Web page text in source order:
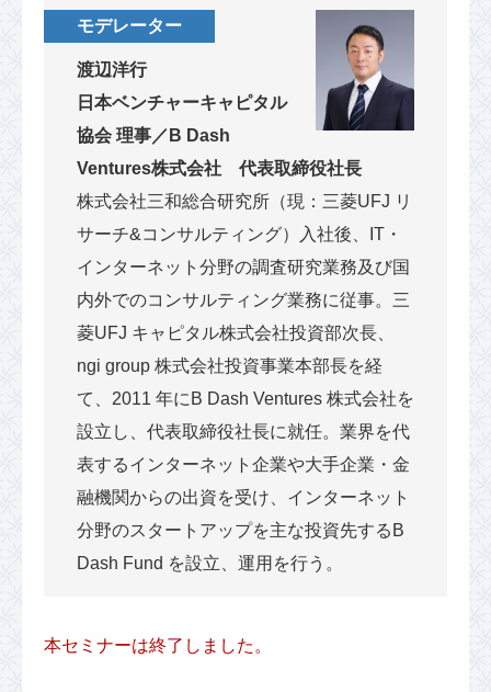
モデレーター
渡辺洋行
日本ベンチャーキャピタル
協会 理事／B Dash
Ventures株式会社 代表取締役社長
株式会社三和総合研究所（現：三菱UFJ リ
サーチ&コンサルティング）入社後、IT・
インターネット分野の調査研究業務及び国
内外でのコンサルティング業務に従事。三
菱UFJ キャピタル株式会社投資部次長、
ngi group 株式会社投資事業本部長を経
て、2011 年にB Dash Ventures 株式会社を
設立し、代表取締役社長に就任。業界を代
表するインターネット企業や大手企業・金
融機関からの出資を受け、インターネット
分野のスタートアップを主な投資先するB
Dash Fund を設立、運用を行う。
本セミナーは終了しました。